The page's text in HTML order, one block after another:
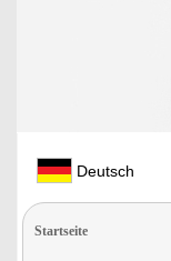
Deutsch
Startseite